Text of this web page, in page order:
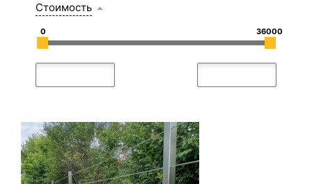
Стоимость
0 36000